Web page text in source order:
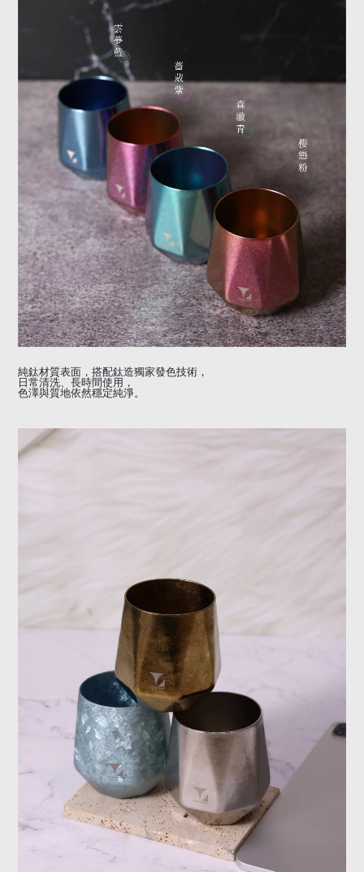
純鈦材質表面，搭配鈦造獨家發色技術，
日常清洗、長時間使用，
色澤與質地依然穩定純淨。